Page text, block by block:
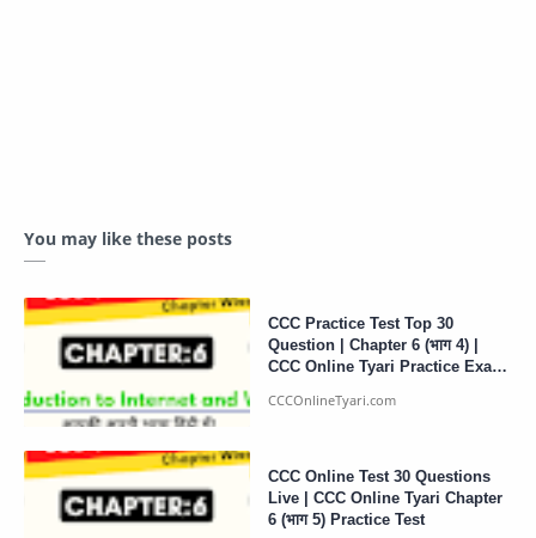
You may like these posts
CCC Practice Test Top 30
Question | Chapter 6 (भाग 4) |
CCC Online Tyari Practice Exam
CCC Online Test 30 Questions
Live | CCC Online Tyari Chapter
6 (भाग 5) Practice Test